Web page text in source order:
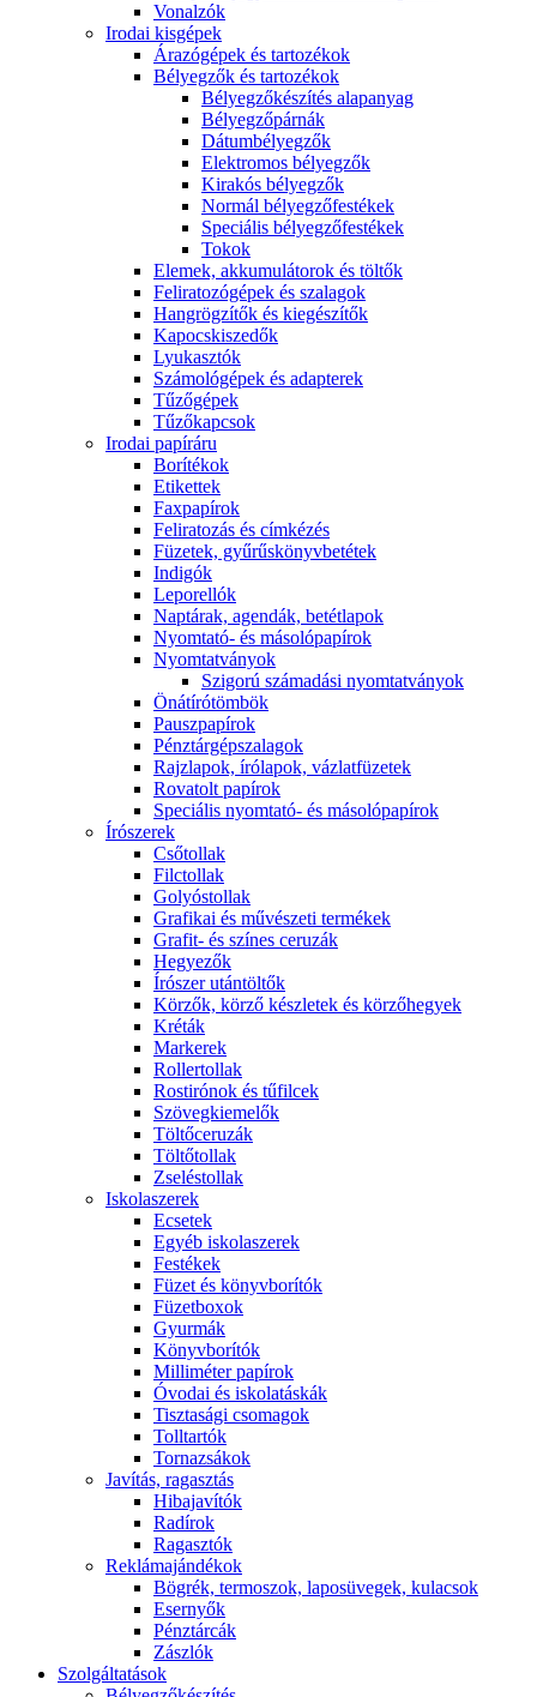
Vonalzók
Irodai kisgépek
Árazógépek és tartozékok
Bélyegzők és tartozékok
Bélyegzőkészítés alapanyag
Bélyegzőpárnák
Dátumbélyegzők
Elektromos bélyegzők
Kirakós bélyegzők
Normál bélyegzőfestékek
Speciális bélyegzőfestékek
Tokok
Elemek, akkumulátorok és töltők
Feliratozógépek és szalagok
Hangrögzítők és kiegészítők
Kapocskiszedők
Lyukasztók
Számológépek és adapterek
Tűzőgépek
Tűzőkapcsok
Irodai papíráru
Borítékok
Etikettek
Faxpapírok
Feliratozás és címkézés
Füzetek, gyűrűskönyvbetétek
Indigók
Leporellók
Naptárak, agendák, betétlapok
Nyomtató- és másolópapírok
Nyomtatványok
Szigorú számadási nyomtatványok
Önátírótömbök
Pauszpapírok
Pénztárgépszalagok
Rajzlapok, írólapok, vázlatfüzetek
Rovatolt papírok
Speciális nyomtató- és másolópapírok
Írószerek
Csőtollak
Filctollak
Golyóstollak
Grafikai és művészeti termékek
Grafit- és színes ceruzák
Hegyezők
Írószer utántöltők
Körzők, körző készletek és körzőhegyek
Kréták
Markerek
Rollertollak
Rostirónok és tűfilcek
Szövegkiemelők
Töltőceruzák
Töltőtollak
Zseléstollak
Iskolaszerek
Ecsetek
Egyéb iskolaszerek
Festékek
Füzet és könyvborítók
Füzetboxok
Gyurmák
Könyvborítók
Milliméter papírok
Óvodai és iskolatáskák
Tisztasági csomagok
Tolltartók
Tornazsákok
Javítás, ragasztás
Hibajavítók
Radírok
Ragasztók
Reklámajándékok
Bögrék, termoszok, laposüvegek, kulacsok
Esernyők
Pénztárcák
Zászlók
Szolgáltatások